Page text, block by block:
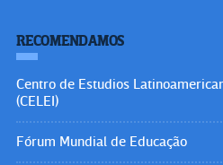
RECOMENDAMOS
Centro de Estudios
(CELEI)
Fórum Mundial de Educação